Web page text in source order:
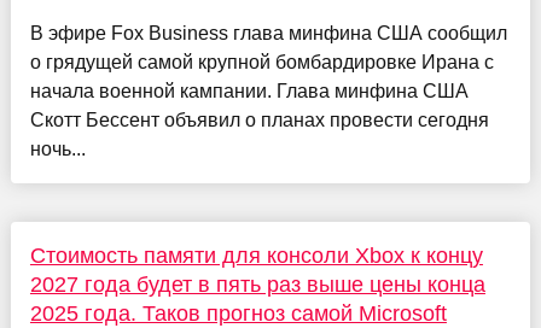
В эфире Fox Business глава минфина США сообщил
о грядущей самой крупной бомбардировке Ирана с
начала военной кампании. Глава минфина США
Скотт Бессент объявил о планах провести сегодня
ночь...
Стоимость памяти для консоли Xbox к концу
2027 года будет в пять раз выше цены конца
2025 года. Таков прогноз самой Microsoft